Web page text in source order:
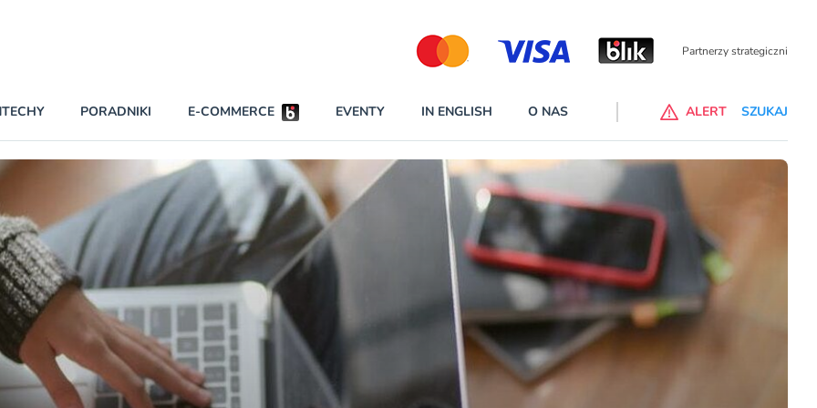
Partnerzy wspierający
BEZPIECZEŃSTWO
KONTA
PRAWO
RAPORTY SPECJALNE
NAJCZĘŚCIEJ CZYTANE
Darmowy dostęp do ChataGPT Go dla klientów Revoluta. Nowy benefit we
wszystkich planach
W najniższych planach – Standard i Plus – z usługi będzie można korzsytać za
darmo przez trzy miesiące
PORADNIKI E-COMMERCE EVENTY IN ENGLISH O NAS ALERT SZUKAJ